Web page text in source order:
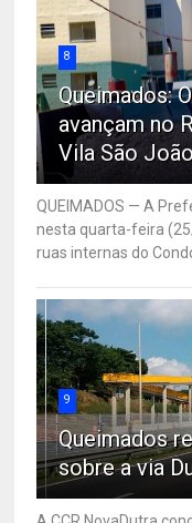
8
Queimados:
avançam no
Vila São
QUEIMADOS — A
nesta quarta-feira
ruas internas do
9
Queimados
sobre a via